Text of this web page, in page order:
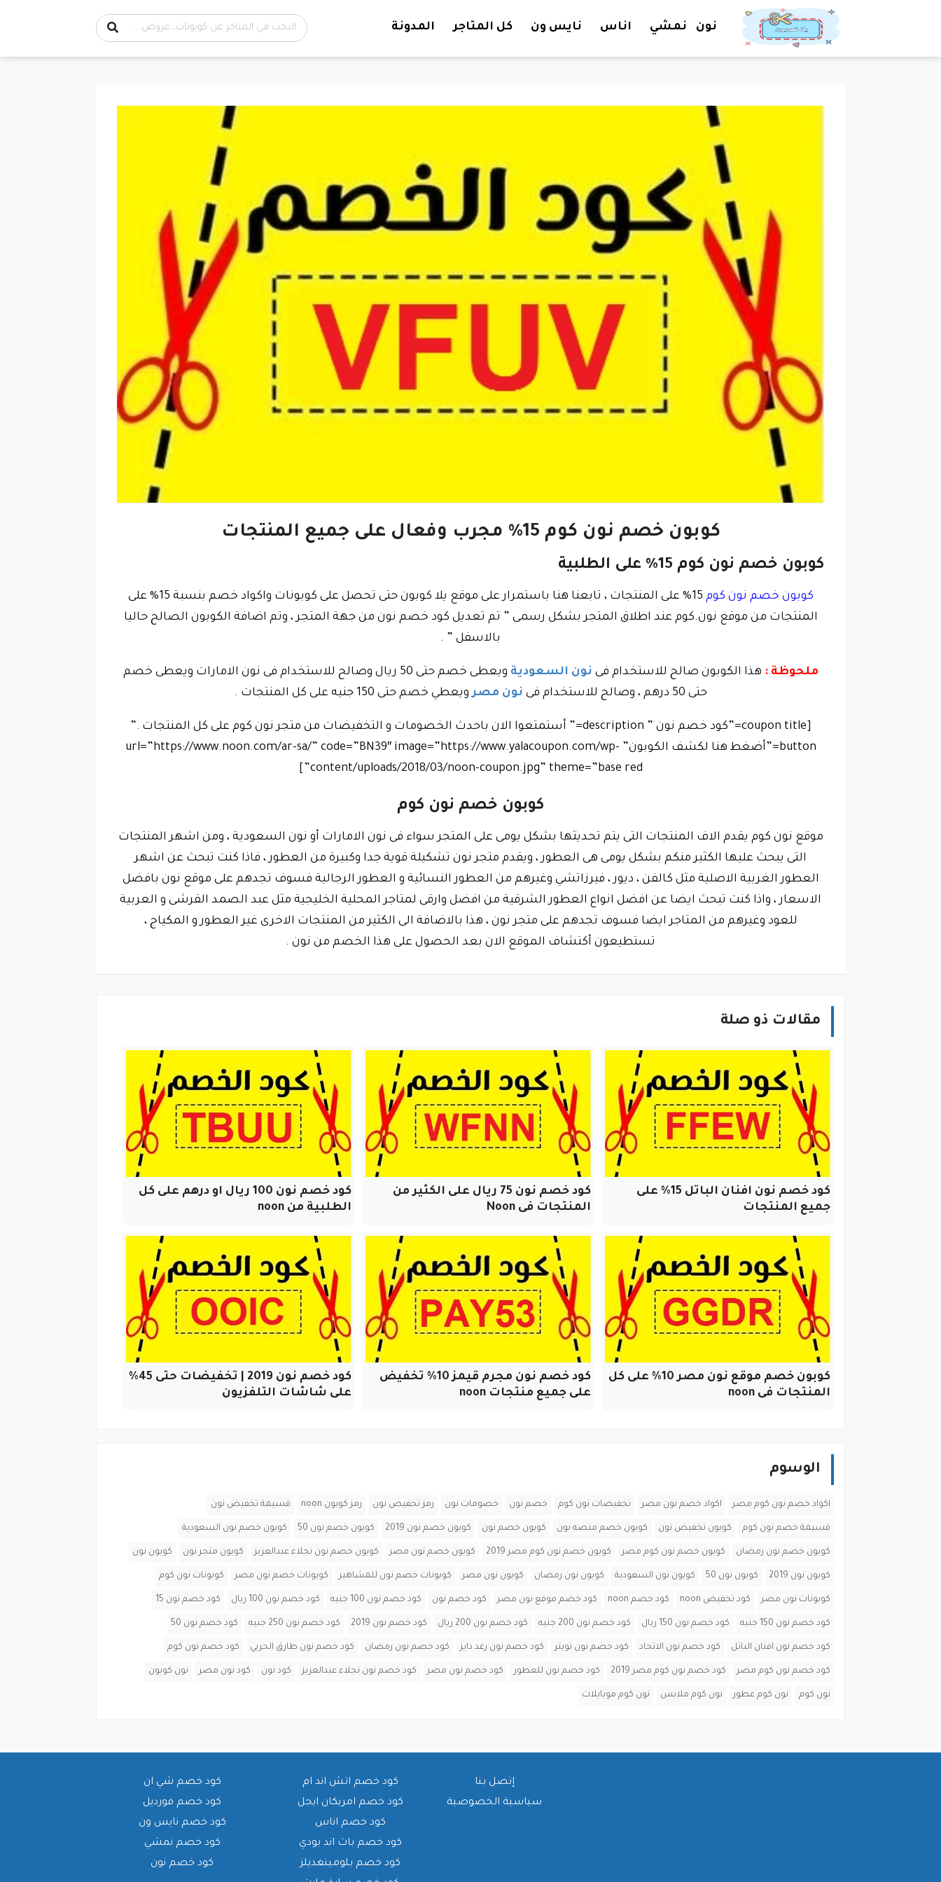
نون نمشي اناس نايس ون كل المتاجر المدونة
كوبون خصم نون كوم 15% مجرب وفعال على جميع المنتجات
كوبون خصم نون كوم 15% على الطلبية
كوبون خصم نون كوم
15% على المنتجات ، تابعنا هنا باستمرار على موقع يلا كوبون حتى تحصل على كوبونات واكواد خصم بنسبة 15% على
المنتجات من موقع نون.كوم عند اطلاق المتجر بشكل رسمى ” تم تعديل كود خصم نون من جهة المتجر ، وتم اضافة الكوبون الصالح حاليا
بالاسفل ” .
ملحوظة : هذا الكوبون صالح للاستخدام فى نون السعودية
ويعطى خصم حتى 50 ريال وصالح للاستخدام فى نون الامارات ويعطى خصم
حتى 50 درهم ، وصالح للاستخدام فى
نون مصرويعطي خصم حتى 150 جنيه على كل المنتجات .
[coupon title=”كود خصم نون ” description=” أستمتعوا الان باحدث الخصومات و التخفيضات من متجر نون كوم على كل المنتجات .”
button=”أضغط هنا لكشف الكوبون” url=”https://www.noon.com/ar-sa/” code=”BN39″ image=”https://www.yalacoupon.com/wp-
content/uploads/2018/03/noon-coupon.jpg” theme=”base red”]
كوبون خصم نون كوم
موقع نون كوم يقدم الاف المنتجات التى يتم تحديثها بشكل يومى على المتجر سواء فى نون الامارات أو نون السعودية ، ومن اشهر المنتجات
التى يبحث عليها الكثير منكم بشكل يومى هى العطور ، ويقدم متجر نون تشكيلة قوية جدا وكبيرة من العطور ، فاذا كنت تبحث عن اشهر
العطور الغربية الاصلية مثل كالفن ، ديور ، فيرزاتشي وغيرهم من العطور النسائية و العطور الرجالية فسوف تجدهم على موقع نون بافضل
الاسعار ، واذا كنت تبحث ايضا عن افضل انواع العطور الشرقية من افضل وارقى لمتاجر المحلية الخليجية مثل عبد الصمد القرشى و العربية
للعود وغيرهم من المتاجر ايضا فسوف تجدهم على متجر نون ، هذا بالاضافة الى الكثير من المنتجات الاخرى غير العطور و المكياج ،
تستطيعون أكتشاف الموقع الان بعد الحصول على هذا الخصم من نون .
مقالات ذو صلة
كود خصم نون افنان الباتل 15% على
جميع المنتجات
كود خصم نون 75 ريال على الكثير من
المنتجات فى Noon
كود خصم نون 100 ريال او درهم على كل
الطلبية من noon
كوبون خصم موقع نون مصر 10% على كل
المنتجات فى noon
كود خصم نون مجرم قيمز 10% تخفيض
على جميع منتجات noon
كود خصم نون 2019 | تخفيضات حتى 45%
على شاشات التلفزيون
الوسوم
اكواد خصم نون كوم مصر اكواد خصم نون مصر تخفيضات نون كوم خصم نون خصومات نون رمز تخفيض نون رمز كوبون noon قسيمة تخفيض نون
قسيمة خصم نون كوم كوبون تخفيض نون كوبون خصم منصه نون كوبون خصم نون كوبون خصم نون 2019 كوبون خصم نون 50 كوبون خصم نون السعودية
كوبون خصم نون رمضان كوبون خصم نون كوم مصر كوبون خصم نون كوم مصر 2019 كوبون خصم نون مصر كوبون خصم نون نجلاء عبدالعزيز كوبون متجر نون كوبون نون
كوبون نون 2019 كوبون نون 50 كوبون نون السعودية كوبون نون رمضان كوبون نون مصر كوبونات خصم نون للمشاهير كوبونات خصم نون مصر كوبونات نون كوم
كوبونات نون مصر كود تخفيض noon كود خصم noon كود خصم موقع نون مصر كود خصم نون كود خصم نون 100 جنيه كود خصم نون 100 ريال كود خصم نون 15
كود خصم نون 150 جنيه كود خصم نون 150 ريال كود خصم نون 200 جنيه كود خصم نون 200 ريال كود خصم نون 2019 كود خصم نون 250 جنيه كود خصم نون 50
كود خصم نون افنان الباتل كود خصم نون الاتحاد كود خصم نون تويتر كود خصم نون رغد دايز كود خصم نون رمضان كود خصم نون طارق الحربي كود خصم نون كوم
كود خصم نون كوم مصر كود خصم نون كوم مصر 2019 كود خصم نون للعطور كود خصم نون مصر كود خصم نون نجلاء عبدالعزيز كود نون كود نون مصر نون كوبون
نون كوم نون كوم عطور نون كوم ملابس نون كوم موبايلات
إتصل بنا
سياسية الخصوصية
كود خصم اتش اند ام
كود خصم امريكان ايجل
كود خصم اناس
كود خصم باث اند بودي
كود خصم بلومينغديلز
كود خصم شي ان
كود خصم فورديل
كود خصم نايس ون
كود خصم نمشي
كود خصم نون